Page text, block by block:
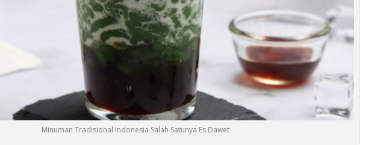
Minuman Tradisional Indonesia Salah Satunya Es Dawet